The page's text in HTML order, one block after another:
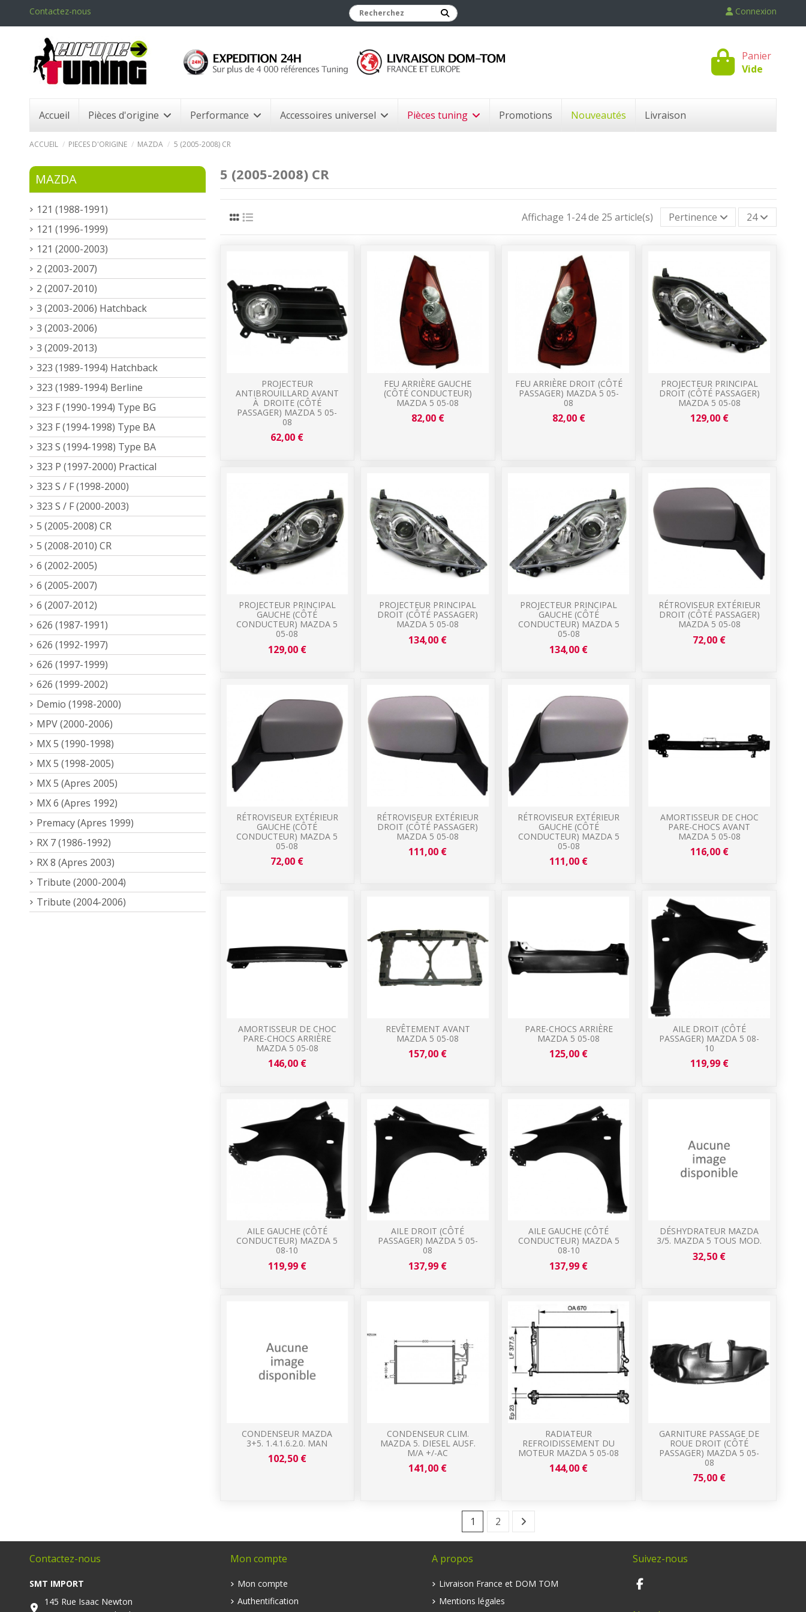
Contactez-nous Connexion
Panier
Vide
Accueil Pièces d'origine Performance Accessoires universel Pièces tuning Promotions Nouveautés Livraison
ACCUEIL PIECES D'ORIGINE MAZDA 5 (2005-2008) CR
5 (2005-2008) CR
Affichage 1-24 de 25 article(s) Pertinence 24
PROJECTEUR
ANTIBROUILLARD AVANT
À DROITE (CÔTÉ
PASSAGER) MAZDA 5 05-
08
62,00 €
FEU ARRIÈRE GAUCHE
(CÔTÉ CONDUCTEUR)
MAZDA 5 05-08
82,00 €
FEU ARRIÈRE DROIT (CÔTÉ
PASSAGER) MAZDA 5 05-
08
82,00 €
PROJECTEUR PRINCIPAL
DROIT (CÔTÉ PASSAGER)
MAZDA 5 05-08
129,00 €
PROJECTEUR PRINCIPAL
GAUCHE (CÔTÉ
CONDUCTEUR) MAZDA 5
05-08
129,00 €
PROJECTEUR PRINCIPAL
DROIT (CÔTÉ PASSAGER)
MAZDA 5 05-08
134,00 €
PROJECTEUR PRINCIPAL
GAUCHE (CÔTÉ
CONDUCTEUR) MAZDA 5
05-08
134,00 €
RÉTROVISEUR EXTÉRIEUR
DROIT (CÔTÉ PASSAGER)
MAZDA 5 05-08
72,00 €
RÉTROVISEUR EXTÉRIEUR
GAUCHE (CÔTÉ
CONDUCTEUR) MAZDA 5
05-08
72,00 €
RÉTROVISEUR EXTÉRIEUR
DROIT (CÔTÉ PASSAGER)
MAZDA 5 05-08
111,00 €
RÉTROVISEUR EXTÉRIEUR
GAUCHE (CÔTÉ
CONDUCTEUR) MAZDA 5
05-08
111,00 €
AMORTISSEUR DE CHOC
PARE-CHOCS AVANT
MAZDA 5 05-08
116,00 €
AMORTISSEUR DE CHOC
PARE-CHOCS ARRIÈRE
MAZDA 5 05-08
146,00 €
REVÊTEMENT AVANT
MAZDA 5 05-08
157,00 €
PARE-CHOCS ARRIÈRE
MAZDA 5 05-08
125,00 €
AILE DROIT (CÔTÉ
PASSAGER) MAZDA 5 08-
10
119,99 €
AILE GAUCHE (CÔTÉ
CONDUCTEUR) MAZDA 5
08-10
119,99 €
AILE DROIT (CÔTÉ
PASSAGER) MAZDA 5 05-
08
137,99 €
AILE GAUCHE (CÔTÉ
CONDUCTEUR) MAZDA 5
08-10
137,99 €
DÉSHYDRATEUR MAZDA
3/5. MAZDA 5 TOUS MOD.
32,50 €
CONDENSEUR MAZDA
3+5. 1.4.1.6.2.0. MAN
102,50 €
CONDENSEUR CLIM.
MAZDA 5. DIESEL AUSF.
M/A +/-AC
141,00 €
RADIATEUR
REFROIDISSEMENT DU
MOTEUR MAZDA 5 05-08
144,00 €
GARNITURE PASSAGE DE
ROUE DROIT (CÔTÉ
PASSAGER) MAZDA 5 05-
08
75,00 €
1 2
MAZDA
121 (1988-1991)
121 (1996-1999)
121 (2000-2003)
2 (2003-2007)
2 (2007-2010)
3 (2003-2006) Hatchback
3 (2003-2006)
3 (2009-2013)
323 (1989-1994) Hatchback
323 (1989-1994) Berline
323 F (1990-1994) Type BG
323 F (1994-1998) Type BA
323 S (1994-1998) Type BA
323 P (1997-2000) Practical
323 S / F (1998-2000)
323 S / F (2000-2003)
5 (2005-2008) CR
5 (2008-2010) CR
6 (2002-2005)
6 (2005-2007)
6 (2007-2012)
626 (1987-1991)
626 (1992-1997)
626 (1997-1999)
626 (1999-2002)
Demio (1998-2000)
MPV (2000-2006)
MX 5 (1990-1998)
MX 5 (1998-2005)
MX 5 (Apres 2005)
MX 6 (Apres 1992)
Premacy (Apres 1999)
RX 7 (1986-1992)
RX 8 (Apres 2003)
Tribute (2000-2004)
Tribute (2004-2006)
Contactez-nous
SMT IMPORT
145 Rue Isaac Newton
Mon compte
Mon compte
Authentification
A propos
Livraison France et DOM TOM
Mentions légales
Suivez-nous